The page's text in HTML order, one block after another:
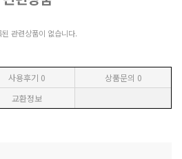
관련상품이 없습니다.
사용후기 0 상품문의 0
교환정보